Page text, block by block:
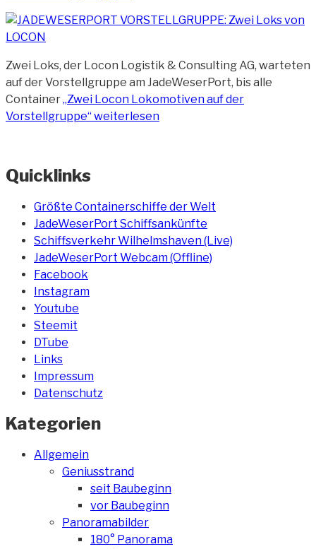
Zwei Loks, der Locon Logistik & Consulting AG, warteten
auf der Vorstellgruppe am JadeWeserPort, bis alle
Container„Zwei Locon Lokomotiven auf der
Vorstellgruppe“weiterlesen
Quicklinks
Größte Containerschiffe der Welt
JadeWeserPort Schiffsankünfte
Schiffsverkehr Wilhelmshaven (Live)
JadeWeserPort Webcam (Offline)
Facebook
Instagram
Youtube
Steemit
DTube
Links
Impressum
Datenschutz
Kategorien
Allgemein
Geniusstrand
seit Baubeginn
vor Baubeginn
Panoramabilder
180° Panorama